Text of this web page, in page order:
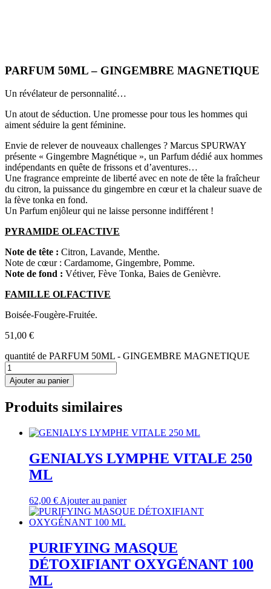
PARFUM 50ML – GINGEMBRE MAGNETIQUE
Un révélateur de personnalité…
Un atout de séduction. Une promesse pour tous les hommes qui
aiment séduire la gent féminine.
Envie de relever de nouveaux challenges ? Marcus SPURWAY
présente « Gingembre Magnétique », un Parfum dédié aux hommes
indépendants en quête de frissons et d’aventures…
Une fragrance empreinte de liberté avec en note de tête la fraîcheur
du citron, la puissance du gingembre en cœur et la chaleur suave de
la fève tonka en fond.
Un Parfum enjôleur qui ne laisse personne indifférent !
PYRAMIDE OLFACTIVE
Note de tête : Citron, Lavande, Menthe.
Note de cœur : Cardamome, Gingembre, Pomme.
Note de fond : Vétiver, Fève Tonka, Baies de Genièvre.
FAMILLE OLFACTIVE
Boisée-Fougère-Fruitée.
51,00 €
quantité de PARFUM 50ML - GINGEMBRE MAGNETIQUE
Ajouter au panier
Produits similaires
GENIALYS LYMPHE VITALE 250
ML
62,00 € Ajouter au panier
PURIFYING MASQUE
DÉTOXIFIANT OXYGÉNANT 100
ML